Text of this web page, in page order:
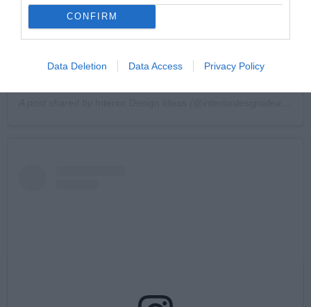
CONFIRM
Data Deletion Data Access Privacy Policy
#interior #design #ideas #interiordesign #ideas #arr
#modern #classic #furnish #designers #architects #lights